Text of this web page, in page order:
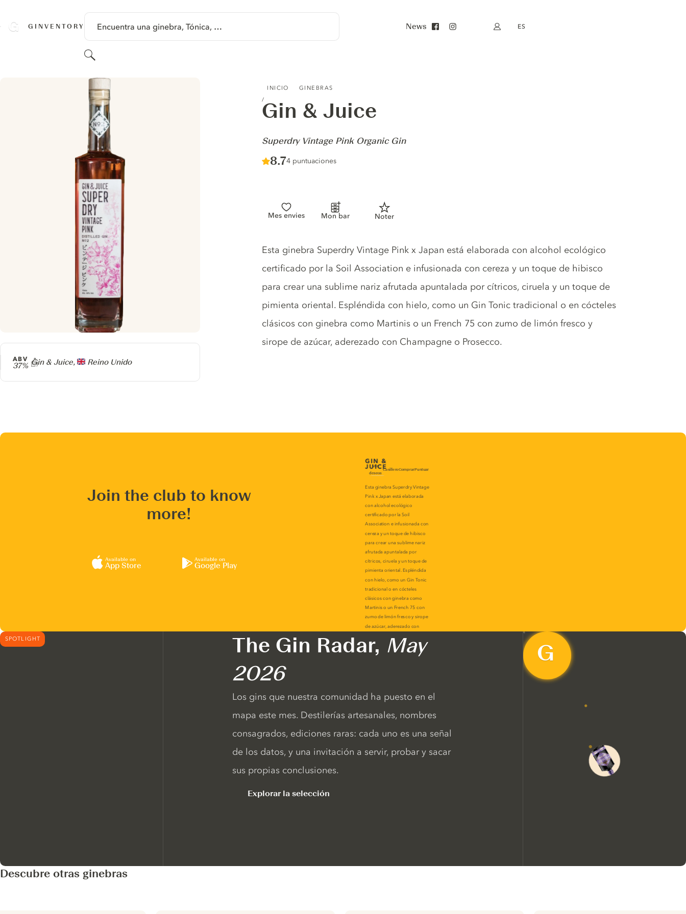
GINVENTORY Encuentra una ginebra, Tónica, …
Buscar
News Mi cuenta
ES
INICIO GINEBRAS
Gin & Juice
-
Superdry Vintage Pink Organic Gin
Score :
8.7/ 10
4 puntuaciones
Mes envies Mon bar Noter
Producer
Gin & Juice, Reino Unido
ABV
37%
Gin description
Esta ginebra Superdry Vintage Pink x Japan está elaborada con alcohol ecológico
certificado por la Soil Association e infusionada con cereza y un toque de hibisco
para crear una sublime nariz afrutada apuntalada por cítricos, ciruela y un toque de
pimienta oriental. Espléndida con hielo, como un Gin Tonic tradicional o en cócteles
clásicos con ginebra como Martinis o un French 75 con zumo de limón fresco y
sirope de azúcar, aderezado con Champagne o Prosecco.
Join the club to know
more!
Available on
App Store
Available on
Google Play
SPOTLIGHT The Gin Radar, May
2026
Los gins que nuestra comunidad ha puesto en el
mapa este mes. Destilerías artesanales, nombres
consagrados, ediciones raras: cada uno es una señal
de los datos, y una invitación a servir, probar y sacar
sus propias conclusiones.
Explorar la selección
Descubre otras ginebras